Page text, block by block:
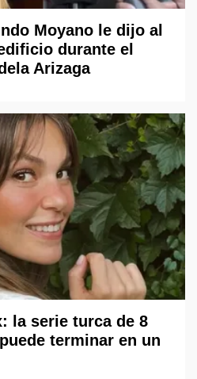
Moyano le dijo al
durante el
Arizaga
la serie turca de 8
terminar en un